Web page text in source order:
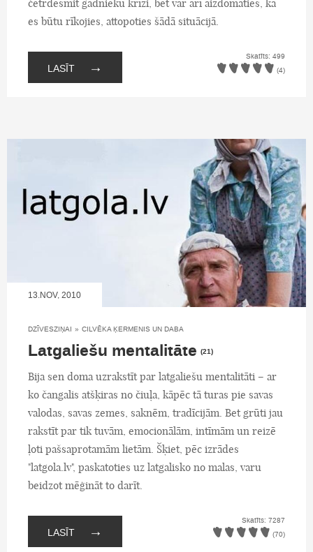
četrdesmit gadnieku krīzi, bet var arī aizdomāties, kā
es būtu rīkojies, attopoties šādā situācijā.
LASĪT →
Skatīts: 499
(4)
13.NOV, 2010
DZĪVESZIŅAI » CILVĒKA ĶERMENIS UN DABA
Latgaliešu mentalitāte (21)
Bija sen doma uzrakstīt par latgaliešu mentalitāti – ar
ko čangalis atšķiras no čiuļa, kāpēc tā turas pie savas
valodas, savas zemes, saknēm, tradīcijām. Bet grūti jau
rakstīt par tik tuvām, emocionālām, intīmām un reizē
ļoti pašsaprotamām lietām. Šķiet, pēc izrādes
"latgola.lv", paskatoties uz latgalisko no malas, varu
beidzot mēģināt to darīt.
LASĪT →
Skatīts: 7287
(70)